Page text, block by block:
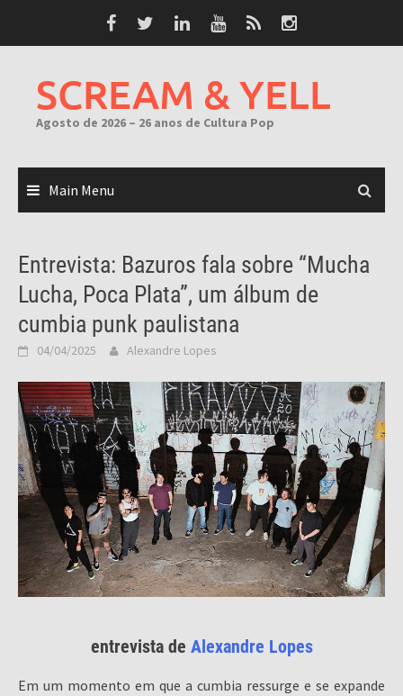
SCREAM & YELL
Agosto de 2026 – 26 anos de Cultura Pop
Main Menu
Entrevista: Bazuros fala sobre “Mucha
Lucha, Poca Plata”, um álbum de
cumbia punk paulistana
04/04/2025 Alexandre Lopes
entrevista de Alexandre Lopes
Em um momento em que a cumbia ressurge e se expande